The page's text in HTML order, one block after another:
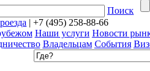
Поиск
| +7 (495) 258-88-66
Наши услуги Новости
Владельцам События